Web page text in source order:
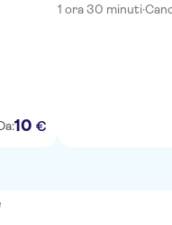
10 €
1 ora 30 minuti·